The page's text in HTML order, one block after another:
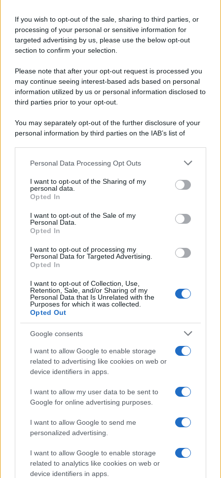
If you wish to opt-out of the sale, sharing to third parties, or
processing of your personal or sensitive information for
targeted advertising by us, please use the below opt-out
section to confirm your selection.
Please note that after your opt-out request is processed you
may continue seeing interest-based ads based on personal
information utilized by us or personal information disclosed to
third parties prior to your opt-out.
You may separately opt-out of the further disclosure of your
personal information by third parties on the IAB’s list of
This information may also be disclosed by us to third parties
disclose it to other third parties.
Please note that this website/app uses one or more Google
services and may gather and store information including but
not limited to your visit or usage behaviour. You may click to
grant or deny consent to Google and its third-party tags to
consent section.
Personal Data Processing Opt Outs
I want to opt-out of the Sharing of my
personal data.
Opted In
I want to opt-out of the Sale of my
Personal Data.
Opted In
I want to opt-out of processing my
Personal Data for Targeted Advertising.
Opted In
I want to opt-out of Collection, Use,
Retention, Sale, and/or Sharing of my
Personal Data that Is Unrelated with the
Purposes for which it was collected.
Opted Out
Google consents
I want to allow Google to enable storage
related to advertising like cookies on web or
device identifiers in apps.
I want to allow my user data to be sent to
Google for online advertising purposes.
I want to allow Google to send me
personalized advertising.
I want to allow Google to enable storage
related to analytics like cookies on web or
device identifiers in apps.